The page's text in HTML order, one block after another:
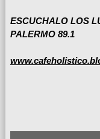
ESCUCHALO LOS
PALERMO 89.1